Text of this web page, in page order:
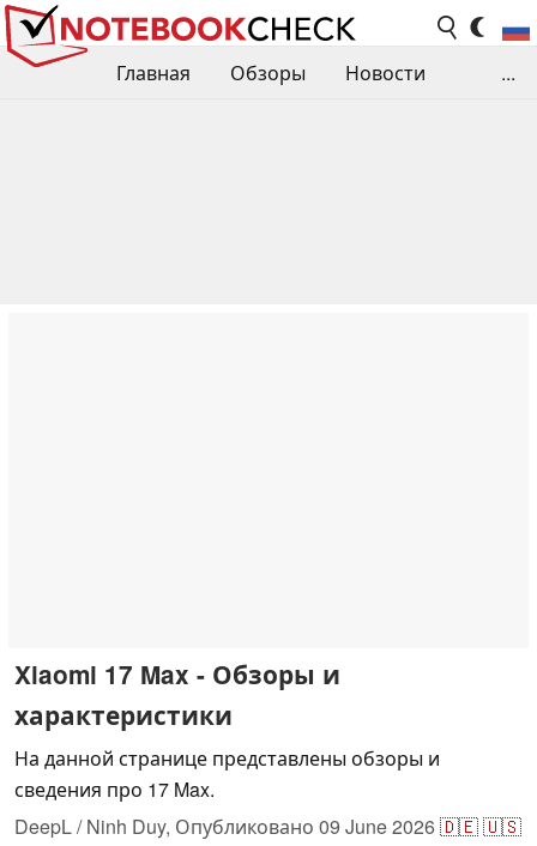
Главная Обзоры
Новости
...
Xiaomi 17 Max - Обзоры и
характеристики
На данной странице представлены обзоры и
сведения про 17 Max.
DeepL / Ninh Duy, Опубликовано 09 June 2026🇩🇪🇺🇸